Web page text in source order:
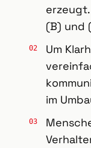
erzeugt.
(B) und
Um
im